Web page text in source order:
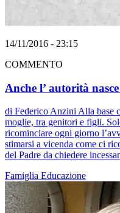
14/11/2016 - 23:15
COMMENTO
Anche l’ autorità
di Federico Anzini Alla base
moglie, tra genitori e figli.
ricominciare ogni giorno
stimarsi a vicenda come ci
del Padre da chiedere
Famiglia Educazione